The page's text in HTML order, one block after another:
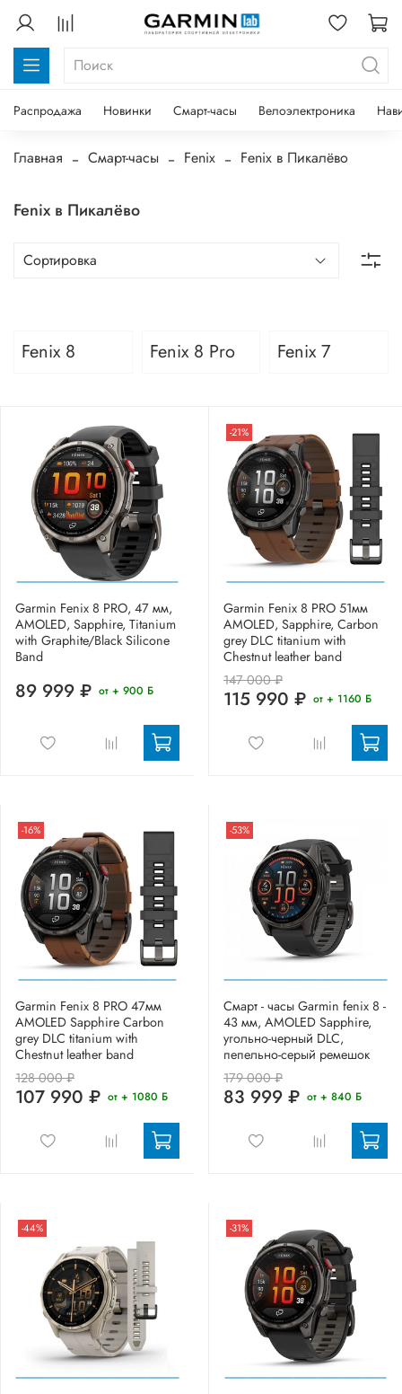
Распродажа Новинки Смарт-часы Велоэлектроника
Главная Смарт-часы Fenix Fenix в Пикалёво
Fenix в Пикалёво
Fenix 8 Fenix 8 Pro Fenix 7
Garmin Fenix 8 PRO, 47 мм,
AMOLED, Sapphire, Titanium
with Graphite/Black Silicone
Band
89 999 ₽ от + 900 Б
-21%
Garmin Fenix 8 PRO 51мм
AMOLED, Sapphire, Carbon
grey DLC titanium with
Chestnut leather band
147 000 ₽
115 990 ₽ от + 1160 Б
-16%
Garmin Fenix 8 PRO 47мм
AMOLED Sapphire Carbon
grey DLC titanium with
Chestnut leather band
128 000 ₽
107 990 ₽ от + 1080 Б
-53%
Смарт - часы Garmin fenix 8 -
43 мм, AMOLED Sapphire,
угольно-черный DLC,
пепельно-серый ремешок
179 000 ₽
83 999 ₽ от + 840 Б
-44% -31%